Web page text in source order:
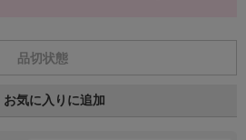
品切状態
お気に入りに追加